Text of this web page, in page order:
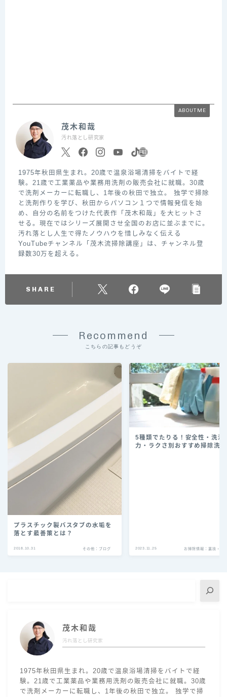
ABOUT ME
茂木和哉
汚れ落とし研究家
1975年秋田県生まれ。20歳で温泉浴場清掃をバイトで経
験。21歳で工業薬品や業務用洗剤の販売会社に就職。30歳
で洗剤メーカーに転職し、1年後の秋田で独立。 独学で掃除
と洗剤作りを学び、秋田からパソコン１つで情報発信を始
め、自分の名前をつけた代表作「茂木和哉」を大ヒットさ
せる。現在ではシリーズ展開させ全国のお店に並ぶまでに。
汚れ落とし人生で得たノウハウを惜しみなく伝える
YouTubeチャンネル「茂木流掃除講座」は、チャンネル登
録数30万を超える。
SHARE
Recommend
こちらの記事もどうぞ
プラスチック製バスタブの水垢を
落とす最善策とは？
2018.10.31 その他：ブログ
5種類でたりる！安全性・洗浄
力・ラクさ別おすすめ掃除洗剤
2023.11.25 お掃除情報：裏技・豆
茂木和哉
汚れ落とし研究家
1975年秋田県生まれ。20歳で温泉浴場清掃をバイトで経
験。21歳で工業薬品や業務用洗剤の販売会社に就職。30歳
で洗剤メーカーに転職し、1年後の秋田で独立。 独学で掃